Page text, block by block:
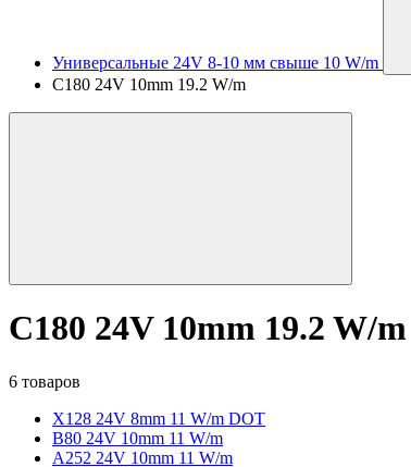
Универсальные 24V 8-10 мм свыше 10 W/m
C180 24V 10mm 19.2 W/m
C180 24V 10mm 19.2 W/m
6 товаров
X128 24V 8mm 11 W/m DOT
B80 24V 10mm 11 W/m
A252 24V 10mm 11 W/m